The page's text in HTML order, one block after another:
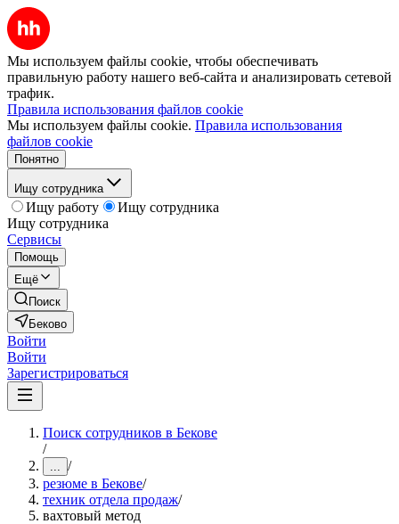
Мы используем файлы cookie, чтобы обеспечивать
правильную работу нашего веб-сайта и анализировать сетевой
трафик.
Правила использования файлов cookie
Мы используем файлы cookie. Правила использования
файлов cookie
Понятно
Ищу сотрудника
Ищу работу
Ищу сотрудника
Ищу сотрудника
Сервисы
Помощь
Ещё
Поиск
Беково
Войти
Войти
Зарегистрироваться
Поиск сотрудников в Бекове
/
... /
резюме в Бекове/
техник отдела продаж/
вахтовый метод